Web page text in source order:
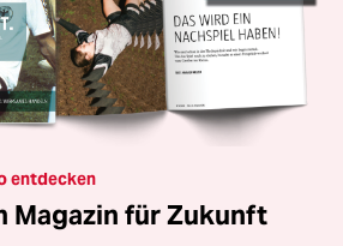
entdecken
Magazin für Zukunft